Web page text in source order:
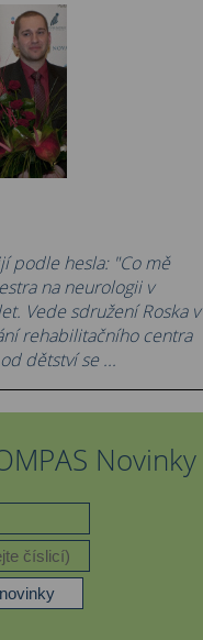
podle hesla: "Co mě
na neurologii v
Vede sdružení Roska v
rehabilitačního centra
dětství se ...
Novinky